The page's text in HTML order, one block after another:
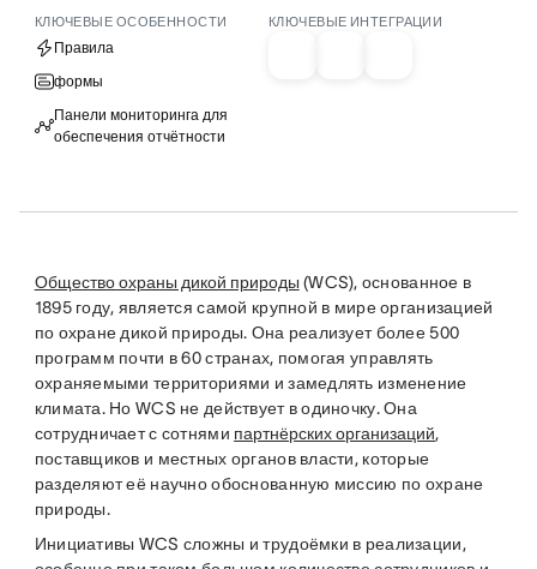
КЛЮЧЕВЫЕ ОСОБЕННОСТИ
Правила
формы
Панели мониторинга для
обеспечения отчётности
КЛЮЧЕВЫЕ ИНТЕГРАЦИИ
Общество охраны дикой природы (WCS), основанное в
1895 году, является самой крупной в мире организацией
по охране дикой природы. Она реализует более 500
программ почти в 60 странах, помогая управлять
охраняемыми территориями и замедлять изменение
климата. Но WCS не действует в одиночку. Она
сотрудничает с сотнями партнёрских организаций,
поставщиков и местных органов власти, которые
разделяют её научно обоснованную миссию по охране
природы.
Инициативы WCS сложны и трудоёмки в реализации,